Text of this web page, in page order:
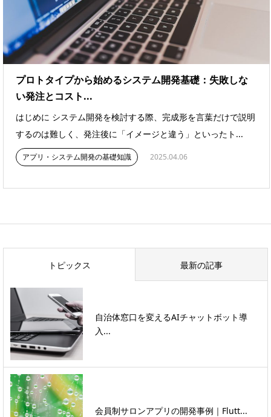
プロトタイプから始めるシステム開発基礎：失敗しな
い発注とコスト...
はじめに システム開発を検討する際、完成形を言葉だけで説明
するのは難しく、発注後に「イメージと違う」といったト...
アプリ・システム開発の基礎知識 2025.04.06
トピックス 最新の記事
自治体窓口を変えるAIチャットボット導
入...
会員制サロンアプリの開発事例｜Flutt...